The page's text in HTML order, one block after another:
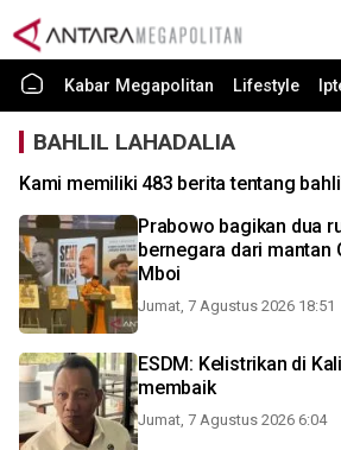
Kabar Megapolitan Lifestyle
BAHLIL LAHADALIA
Kami memiliki 483 berita tentang
Prabowo bagikan dua
bernegara dari mantan
Mboi
Jumat, 7 Agustus 2026 18:51
ESDM: Kelistrikan di
membaik
Jumat, 7 Agustus 2026 6:04